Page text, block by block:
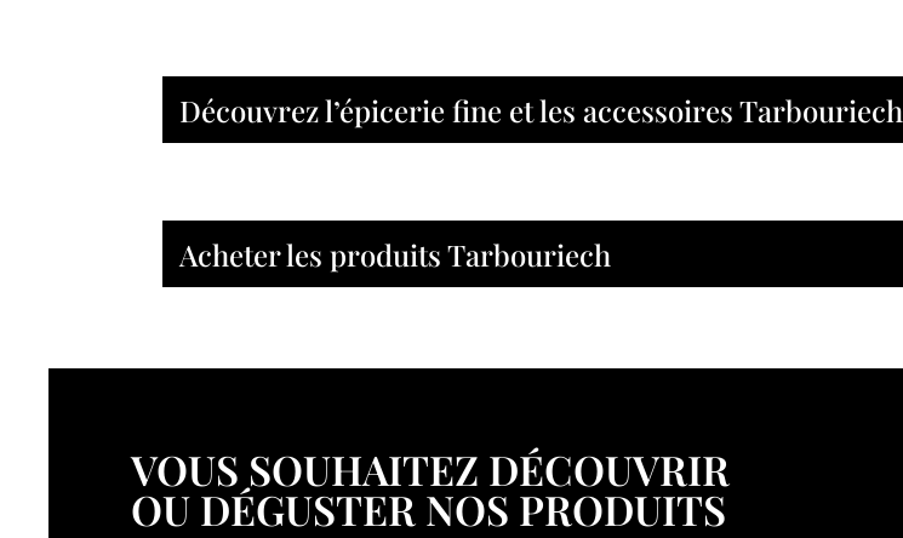
Découvrez l’épicerie fine et les accessoires Tarbouriech
Acheter les produits Tarbouriech
VOUS SOUHAITEZ DÉCOUVRIR
OU DÉGUSTER NOS PRODUITS